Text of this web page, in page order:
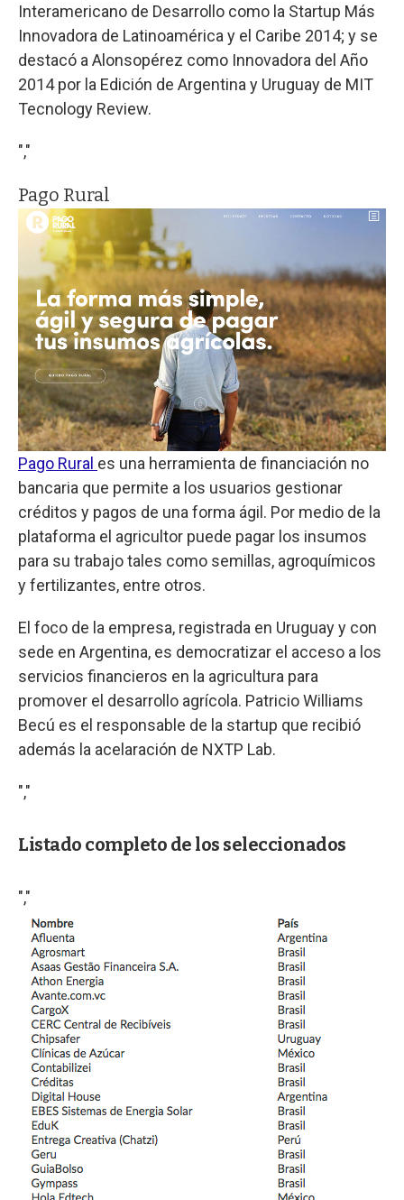
Interamericano de Desarrollo como la Startup Más
Innovadora de Latinoamérica y el Caribe 2014; y se
destacó a Alonsopérez como Innovadora del Año
2014 por la Edición de Argentina y Uruguay de MIT
Tecnology Review.
","
Pago Rural
Pago Rural es una herramienta de financiación no
bancaria que permite a los usuarios gestionar
créditos y pagos de una forma ágil. Por medio de la
plataforma el agricultor puede pagar los insumos
para su trabajo tales como semillas, agroquímicos
y fertilizantes, entre otros.
El foco de la empresa, registrada en Uruguay y con
sede en Argentina, es democratizar el acceso a los
servicios financieros en la agricultura para
promover el desarrollo agrícola. Patricio Williams
Becú es el responsable de la startup que recibió
además la acelaración de NXTP Lab.
","
Listado completo de los seleccionados
","